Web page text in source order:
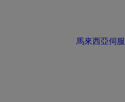
馬來西亞伺